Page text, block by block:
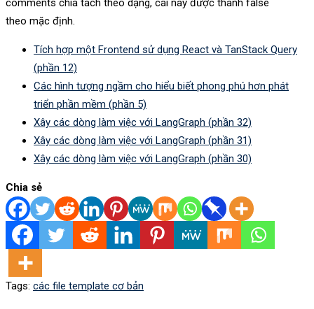
comments chia tách theo dạng, cái này được thành false
theo mặc định.
Tích hợp một Frontend sử dụng React và TanStack Query
(phần 12)
Các hình tượng ngầm cho hiểu biết phong phú hơn phát
triển phần mềm (phần 5)
Xây các dòng làm việc với LangGraph (phần 32)
Xây các dòng làm việc với LangGraph (phần 31)
Xây các dòng làm việc với LangGraph (phần 30)
Chia sẻ
Tags: các file template cơ bản